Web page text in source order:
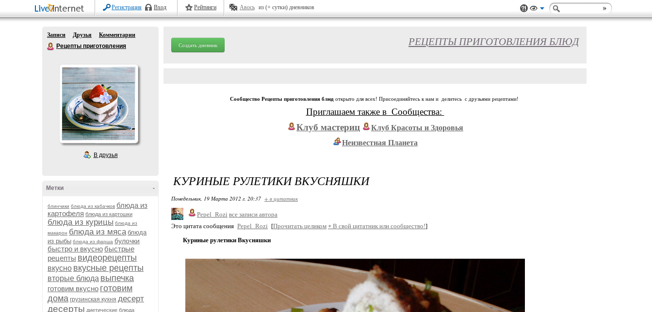
Регистрация Вход Рейтинги Авось из (+ сутки) дневников
Записи Друзья
Комментарии
Рецепты приготовления
В друзья
-
Метки
блинчики блюда из кабачков блюда из
картофеля блюда из картошки
блюда из курицы блюда из
макарон блюда из мяса блюда
из рыбы блюда из фарша булочки
быстро и вкусно быстрые
рецепты видеорецепты
вкусно вкусные рецепты
вторые блюда выпечка
готовим вкусно готовим
дома грузинская кухня десерт
десерты диетические блюда
Создать дневник РЕЦЕПТЫ ПРИГОТОВЛЕНИЯ БЛЮД
Сообщество Рецепты приготовления блюд открыто для всех! Присоединяйтесь к нам и делитесь с друзьями рецептами!
Приглашаем также в Сообщества:
Клуб мастериц
Клуб Красоты и Здоровья
Неизвестная Планета
КУРИНЫЕ РУЛЕТИКИ ВКУСНЯШКИ
Понедельник, 19 Марта 2012 г. 20:37 + в цитатник
Pepel_Rozi все записи автора
Это цитата сообщения Pepel_Rozi [Прочитать целиком + В свой цитатник или сообщество!]
Куриные рулетики Вкусняшки